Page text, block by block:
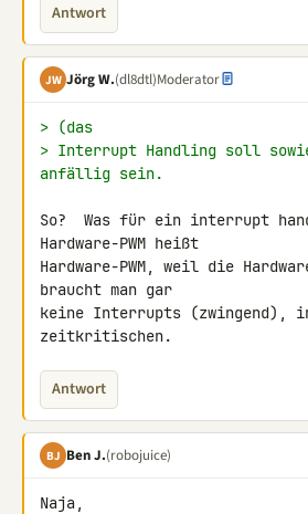
Antwort
JW Jörg W.(dl8dtl)Moderator
> (das
> Interrupt Handling soll
anfällig sein.
So?  Was für ein interrupt
Hardware-PWM heißt
Hardware-PWM, weil die
braucht man gar
keine Interrupts (zwingend),
zeitkritischen.
Antwort
BJ Ben J.(robojuice)
Naja,